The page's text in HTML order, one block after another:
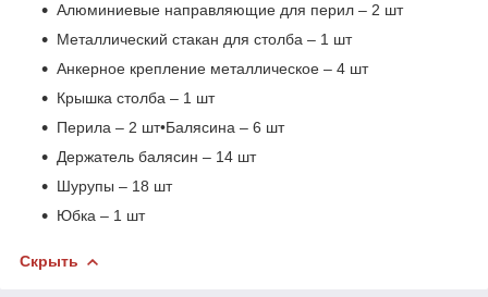
Алюминиевые направляющие для перил – 2 шт
Металлический стакан для столба – 1 шт
Анкерное крепление металлическое – 4 шт
Крышка столба – 1 шт
Перила – 2 шт•Балясина – 6 шт
Держатель балясин – 14 шт
Шурупы – 18 шт
Юбка – 1 шт
Скрыть